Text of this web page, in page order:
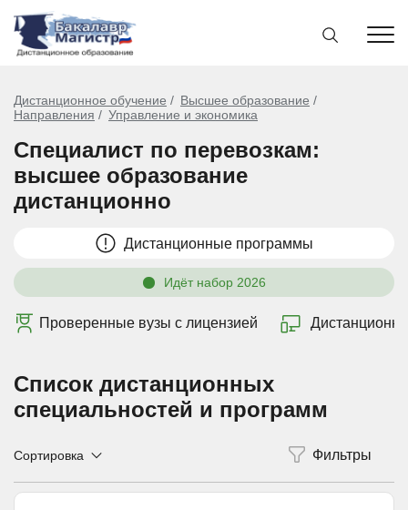
Дистанционное обучение
Высшее образование
Направления
Управление и экономика
Специалист по перевозкам:
высшее образование
дистанционно
Дистанционные программы
Идёт набор 2026
Проверенные вузы с лицензией Дистанционно
Список дистанционных
специальностей и программ
Сортировка